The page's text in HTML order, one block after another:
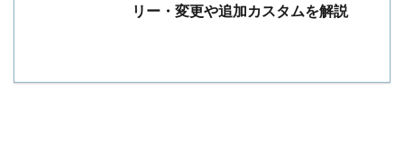
リー・変更や追加カスタムを解説